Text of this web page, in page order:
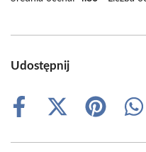
Udostępnij
Share
Share
(Twitter)
Share